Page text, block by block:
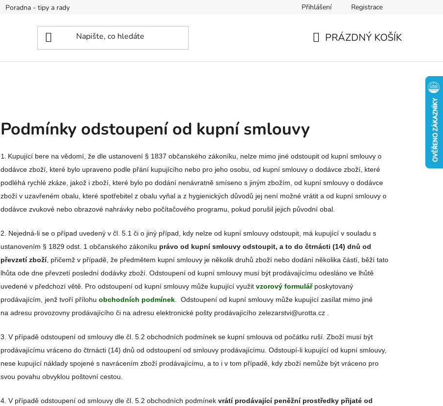
Poradna - tipy a rady Přihlášení Registrace
PRÁZDNÝ KOŠÍK
Podmínky odstoupení od kupní smlouvy
1. Kupující bere na vědomí, že dle ustanovení § 1837 občanského zákoníku, nelze mimo jiné odstoupit od kupní smlouvy o
dodávce zboží, které bylo upraveno podle přání kupujícího nebo pro jeho osobu, od kupní smlouvy o dodávce zboží, které
podléhá rychlé zkáze, jakož i zboží, které bylo po dodání nenávratně smíseno s jiným zbožím, od kupní smlouvy o dodávce
zboží v uzavřeném obalu, které spotřebitel z obalu vyňal a z hygienických důvodů jej není možné vrátit a od kupní smlouvy o
dodávce zvukové nebo obrazové nahrávky nebo počítačového programu, pokud porušil jejich původní obal.
2. Nejedná-li se o případ uvedený v čl. 5.1 či o jiný případ, kdy nelze od kupní smlouvy odstoupit, má kupující v souladu s
ustanovením § 1829 odst. 1 občanského zákoníku právo od kupní smlouvy odstoupit, a to do čtrnácti (14) dnů od
převzetí zboží, přičemž v případě, že předmětem kupní smlouvy je několik druhů zboží nebo dodání několika částí, běží tato
lhůta ode dne převzetí poslední dodávky zboží. Odstoupení od kupní smlouvy musí být prodávajícímu odesláno ve lhůtě
uvedené v předchozí větě. Pro odstoupení od kupní smlouvy může kupující využit vzorový formulář poskytovaný
prodávajícím, jenž tvoří přílohu obchodních podmínek . Odstoupení od kupní smlouvy může kupující zasílat mimo jiné
na adresu provozovny prodávajícího či na adresu elektronické pošty prodávajícího zelezarstvi@urotta.cz .
3. V případě odstoupení od smlouvy dle čl. 5.2 obchodních podmínek se kupní smlouva od počátku ruší. Zboží musí být
prodávajícímu vráceno do čtrnácti (14) dnů od odstoupení od smlouvy prodávajícímu. Odstoupí-li kupující od kupní smlouvy,
nese kupující náklady spojené s navrácením zboží prodávajícímu, a to i v tom případě, kdy zboží nemůže být vráceno pro
svou povahu obvyklou poštovní cestou.
4. V případě odstoupení od smlouvy dle čl. 5.2 obchodních podmínek vrátí prodávající peněžní prostředky přijaté od